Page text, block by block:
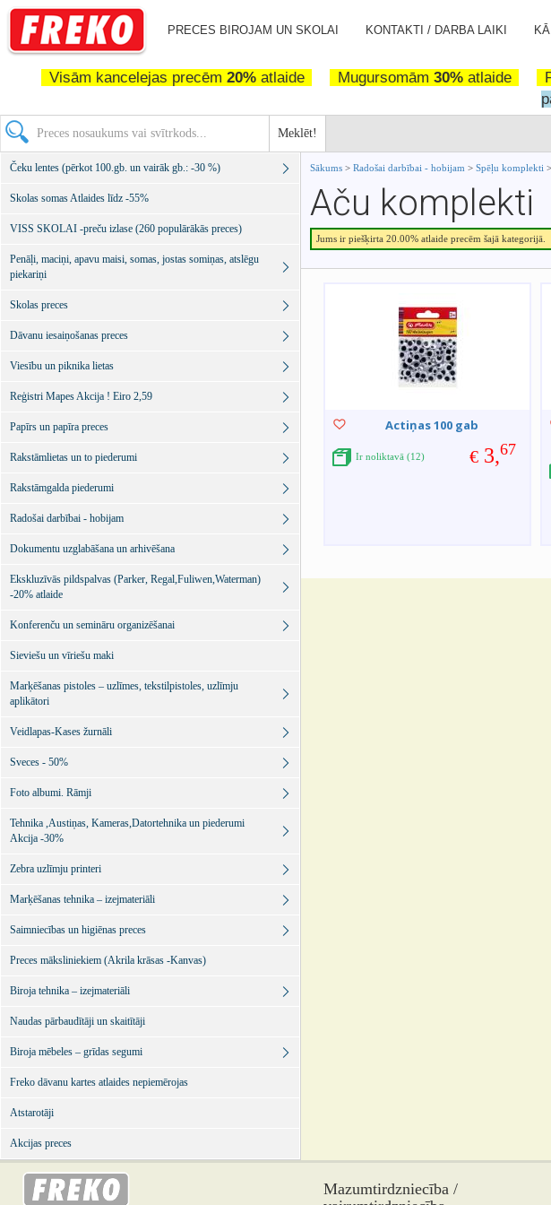
PRECES BIROJAM UN SKOLAI KONTAKTI / DARBA LAIKI
Visām kancelejas precēm 20%atlaide Mugursomām 30%atlaide
Meklēt!
Sākums > Radošai darbībai - hobijam > Spēļu komplekti >
Aču komplekti
Jums ir piešķirta 20.00% atlaide precēm šajā kategorijā.
Actiņas 100 gab
€ 3,67
Ir noliktavā (12)
Čeku lentes (pērkot 100.gb. un vairāk gb.: -30 %)
Skolas somas Atlaides līdz -55%
VISS SKOLAI -preču izlase (260 populārākās preces)
Penāļi, maciņi, apavu maisi, somas, jostas somiņas, atslēgu
piekariņi
Skolas preces
Dāvanu iesaiņošanas preces
Viesību un piknika lietas
Reģistri Mapes Akcija ! Eiro 2,59
Papīrs un papīra preces
Rakstāmlietas un to piederumi
Rakstāmgalda piederumi
Radošai darbībai - hobijam
Dokumentu uzglabāšana un arhivēšana
Ekskluzīvās pildspalvas (Parker, Regal,Fuliwen,Waterman)
-20% atlaide
Konferenču un semināru organizēšanai
Sieviešu un vīriešu maki
Marķēšanas pistoles – uzlīmes, tekstilpistoles, uzlīmju
aplikātori
Veidlapas-Kases žurnāli
Sveces - 50%
Foto albumi. Rāmji
Tehnika ,Austiņas, Kameras,Datortehnika un piederumi
Akcija -30%
Zebra uzlīmju printeri
Marķēšanas tehnika – izejmateriāli
Saimniecības un higiēnas preces
Preces māksliniekiem (Akrila krāsas -Kanvas)
Biroja tehnika – izejmateriāli
Naudas pārbaudītāji un skaitītāji
Biroja mēbeles – grīdas segumi
Freko dāvanu kartes atlaides nepiemērojas
Atstarotāji
Akcijas preces
Mazumtirdzniecība /